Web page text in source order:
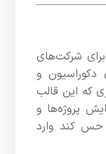
شرکت‌های
دکوراسیون و
که این قالب
پروژه‌ها و
حس کند وارد